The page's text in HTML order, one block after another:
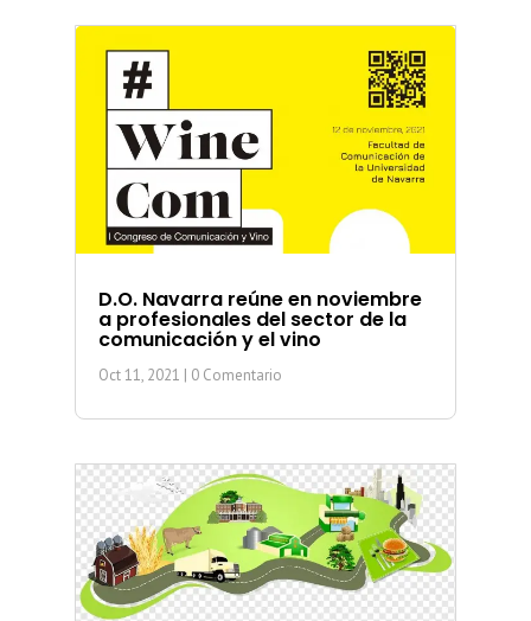
D.O. Navarra reúne en noviembre
a profesionales del sector de la
comunicación y el vino
Oct 11, 2021 | 0 Comentario